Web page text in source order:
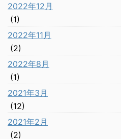
2022年12月
(1)
2022年11月
(2)
2022年8月
(1)
2021年3月
(12)
2021年2月
(2)